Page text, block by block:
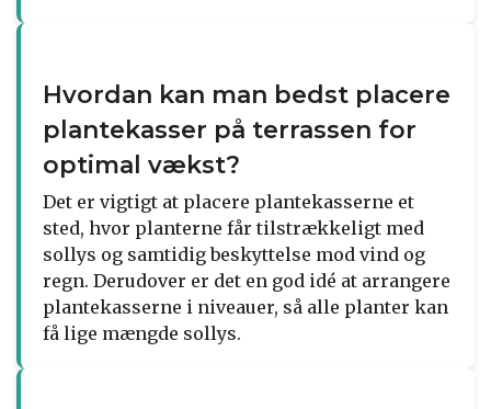
Hvordan kan man bedst placere
plantekasser på terrassen for
optimal vækst?
Det er vigtigt at placere plantekasserne et
sted, hvor planterne får tilstrækkeligt med
sollys og samtidig beskyttelse mod vind og
regn. Derudover er det en god idé at arrangere
plantekasserne i niveauer, så alle planter kan
få lige mængde sollys.